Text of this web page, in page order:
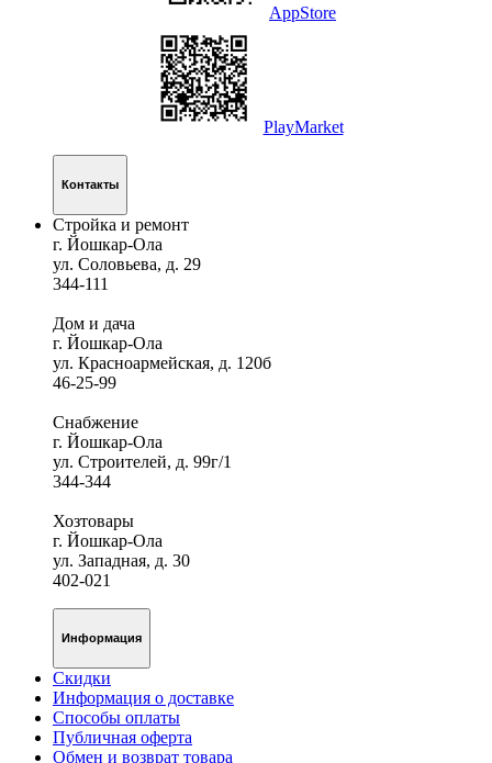
AppStore
PlayMarket
Контакты
Стройка и ремонт
г. Йошкар-Ола
ул. Соловьева, д. 29
344-111
Дом и дача
г. Йошкар-Ола
ул. Красноармейская, д. 120б
46-25-99
Снабжение
г. Йошкар-Ола
ул. Строителей, д. 99г/1
344-344
Хозтовары
г. Йошкар-Ола
ул. Западная, д. 30
402-021
Информация
Скидки
Информация о доставке
Способы оплаты
Публичная оферта
Обмен и возврат товара